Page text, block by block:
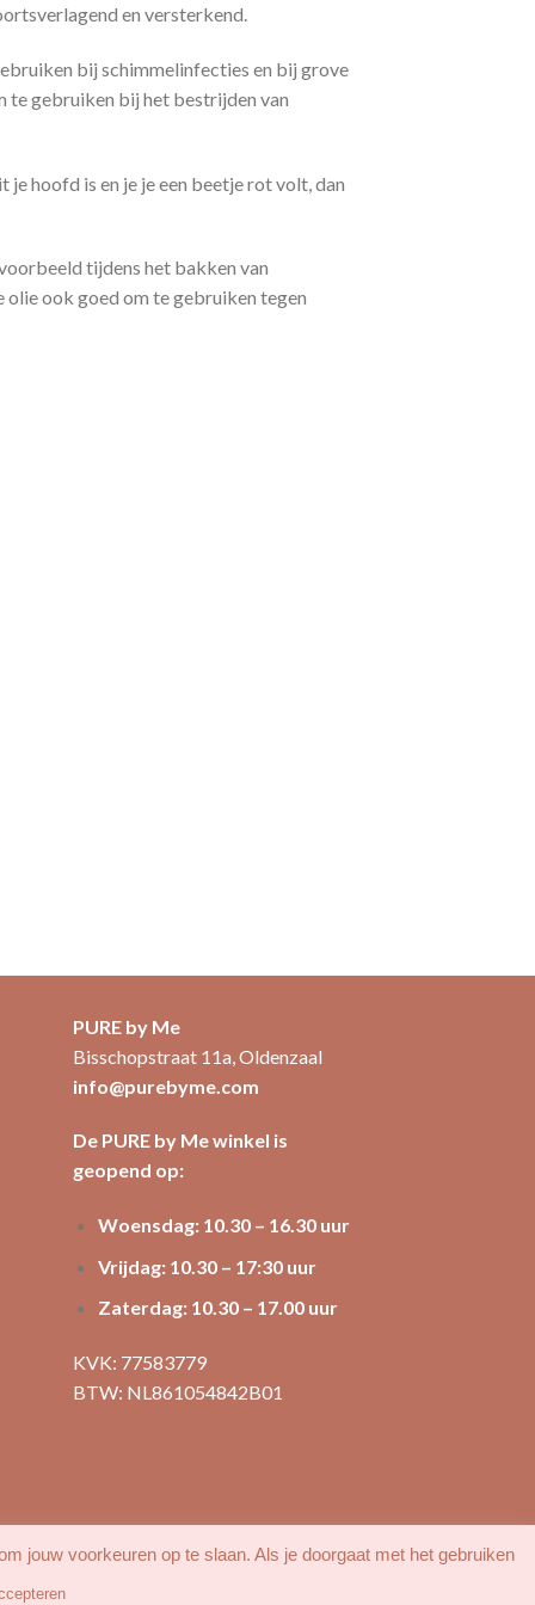
en versterkend.
bij schimmelinfecties en bij grove
te gebruiken bij het bestrijden van
hoofd is en je je een beetje rot volt, dan
tijdens het bakken van
olie ook goed om te gebruiken tegen
PURE by Me
Bisschopstraat 11a, Oldenzaal
info@purebyme.com
De PURE by Me winkel is
geopend op:
Woensdag: 10.30 – 16.30 uur
Vrijdag: 10.30 – 17:30 uur
Zaterdag: 10.30 – 17.00 uur
KVK: 77583779
BTW: NL861054842B01
jouw voorkeuren op te slaan. Als je doorgaat met het gebruiken